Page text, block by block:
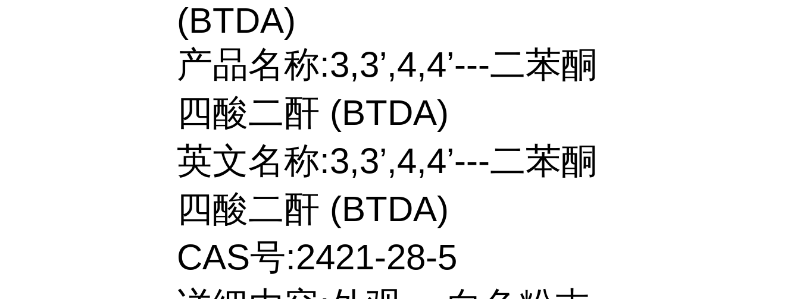
(BTDA)
产品名称:3,3’,4,4’---二苯酮
四酸二酐 (BTDA)
英文名称:3,3’,4,4’---二苯酮
四酸二酐 (BTDA)
CAS号:2421-28-5